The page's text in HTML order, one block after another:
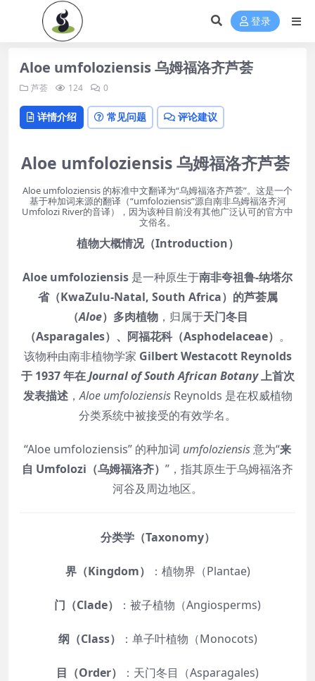
登录
Aloe umfoloziensis 乌姆福洛齐芦荟
芦荟 124 0
详情介绍 常见问题 评论建议
Aloe umfoloziensis 乌姆福洛齐芦荟
Aloe umfoloziensis 的标准中文翻译为“乌姆福洛齐芦荟”。这是一个
基于种加词来源的翻译（“umfoloziensis”源自南非乌姆福洛齐河
Umfolozi River的音译），因为该种目前没有其他广泛认可的官方中
文俗名。
植物大概情况（Introduction）
Aloe umfoloziensis 是一种原生于南非夸祖鲁‑纳塔尔
省（KwaZulu‑Natal, South Africa）的芦荟属
（Aloe）多肉植物，归属于天门冬目
（Asparagales）、阿福花科（Asphodelaceae） 。
该物种由南非植物学家 Gilbert Westacott Reynolds
于 1937 年在Journal of South African Botany上首次
发表描述，Aloe umfoloziensisReynolds 是在权威植物
分类系统中被接受的有效学名。
“Aloe umfoloziensis” 的种加词 umfoloziensis意为“来
自 Umfolozi（乌姆福洛齐） ”，指其原生于乌姆福洛齐
河谷及周边地区。
分类学（Taxonomy）
界（Kingdom） ：植物界（Plantae)
门（Clade） ：被子植物（Angiosperms)
纲（Class） ：单子叶植物（Monocots)
目（Order） ：天门冬目（Asparagales)